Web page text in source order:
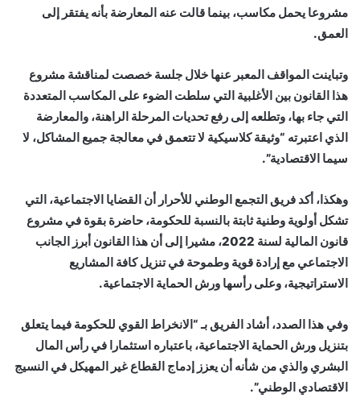
مشروعا يحمل مكاسب، بينما قالت عنه المعارضة بأنه يفتقر إلى
العمق.
وتباينت المواقف المعبر عنها خلال جلسة خصصت لمناقشة مشروع
هذا القانون بين الأغلبية التي سلطت الضوء على المكاسب المتعددة
التي جاء بها، وتطلعه إلى رفع تحديات المرحلة الراهنة، والمعارضة
الذي اعتبرته “وثيقة كلاسيكية لا تتعمق في معالجة جميع المشاكل، لا
سيما الاقتصادية”.
وهكذا، أكد فريق التجمع الوطني للأحرار أن القضايا الاجتماعية، التي
تشكل أولوية وطنية ثابتة بالنسبة للحكومة، حاضرة بقوة في مشروع
قانون المالية لسنة 2022، مشيرا إلى أن هذا القانون أبرز الجانب
الاجتماعي مع إرادة قوية وطموحة في تنزيل كافة المشاريع
الاستراتيجية، وعلى رأسها ورش الحماية الاجتماعية.
وفي هذا الصدد، أشاد الفريق بـ “الانخراط القوي للحكومة فيما يتعلق
بتنزيل ورش الحماية الاجتماعية، باعتباره استثمارا في رأس المال
البشري والذي من شأنه أن يعزز إدماج القطاع غير المهيكل في النسيج
الاقتصادي الوطني”.